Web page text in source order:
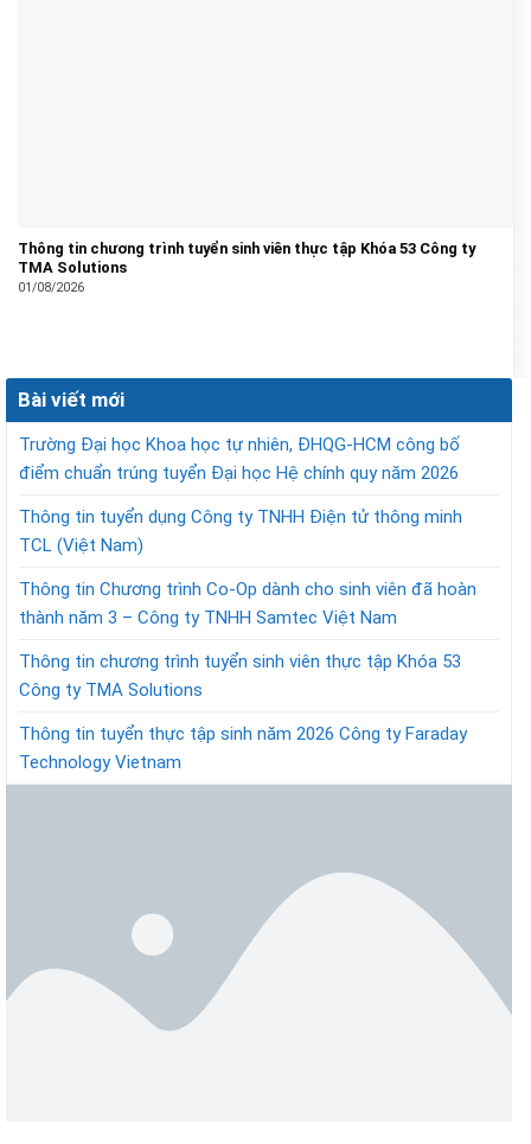
Thông tin chương trình tuyển sinh viên thực tập Khóa 53 Công ty
TMA Solutions
01/08/2026
Bài viết mới
Trường Đại học Khoa học tự nhiên, ĐHQG-HCM công bố
điểm chuẩn trúng tuyển Đại học Hệ chính quy năm 2026
Thông tin tuyển dụng Công ty TNHH Điện tử thông minh
TCL (Việt Nam)
Thông tin Chương trình Co-Op dành cho sinh viên đã hoàn
thành năm 3 – Công ty TNHH Samtec Việt Nam
Thông tin chương trình tuyển sinh viên thực tập Khóa 53
Công ty TMA Solutions
Thông tin tuyển thực tập sinh năm 2026 Công ty Faraday
Technology Vietnam